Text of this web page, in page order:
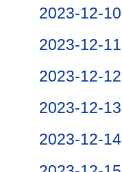
2023-12-10
2023-12-11
2023-12-12
2023-12-13
2023-12-14